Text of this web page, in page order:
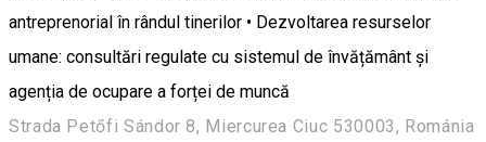
antreprenorial în rândul tinerilor • Dezvoltarea resurselor
umane: consultări regulate cu sistemul de învățământ și
agenția de ocupare a forței de muncă
Strada Petőfi Sándor 8, Miercurea Ciuc 530003, Románia